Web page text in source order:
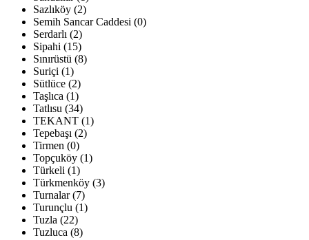
Sazlıköy (2)
Semih Sancar Caddesi (0)
Serdarlı (2)
Sipahi (15)
Sınırüstü (8)
Suriçi (1)
Sütlüce (2)
Taşlıca (1)
Tatlısu (34)
TEKANT (1)
Tepebaşı (2)
Tirmen (0)
Topçuköy (1)
Türkeli (1)
Türkmenköy (3)
Turnalar (7)
Turunçlu (1)
Tuzla (22)
Tuzluca (8)